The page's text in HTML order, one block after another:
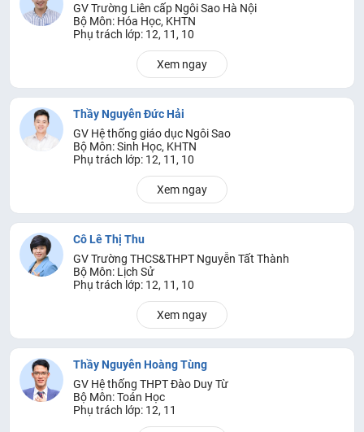
GV Trường Liên cấp Ngôi Sao Hà Nội
Bộ Môn: Hóa Học, KHTN
Phụ trách lớp: 12, 11, 10
Xem ngay
Thầy Nguyễn Đức Hải
GV Hệ thống giáo dục Ngôi Sao
Bộ Môn: Sinh Học, KHTN
Phụ trách lớp: 12, 11, 10
Xem ngay
Cô Lê Thị Thu
GV Trường THCS&THPT Nguyễn Tất Thành
Bộ Môn: Lịch Sử
Phụ trách lớp: 12, 11, 10
Xem ngay
Thầy Nguyễn Hoàng Tùng
GV Hệ thống THPT Đào Duy Từ
Bộ Môn: Toán Học
Phụ trách lớp: 12, 11